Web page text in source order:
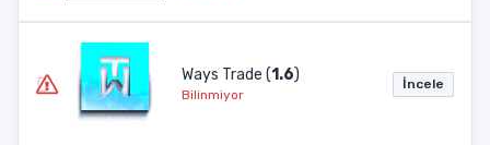
Ways Trade (1.6)
Bilinmiyor
İncele